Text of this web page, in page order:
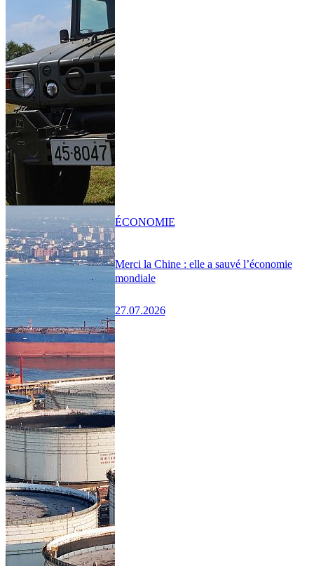
Merci la Chine : elle a sauvé l’économie
mondiale
27.07.2026
ÉCONOMIE